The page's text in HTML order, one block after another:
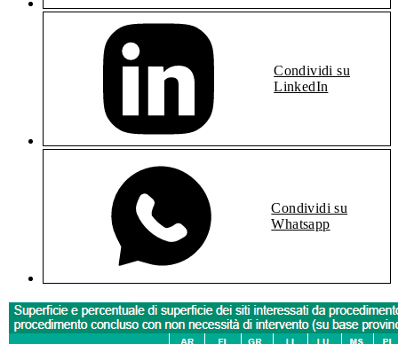
Condividi su
LinkedIn
Condividi su
Whatsapp